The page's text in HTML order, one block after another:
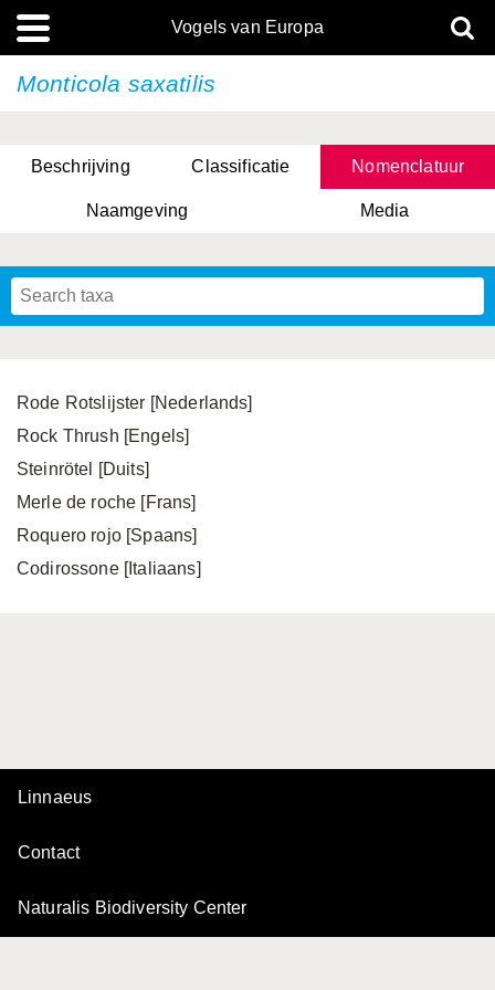
Vogels van Europa
Monticola saxatilis
Beschrijving Classificatie Nomenclatuur
Naamgeving Media
Rode Rotslijster [Nederlands]
Rock Thrush [Engels]
Steinrötel [Duits]
Merle de roche [Frans]
Roquero rojo [Spaans]
Codirossone [Italiaans]
Linnaeus
Contact
Naturalis Biodiversity Center